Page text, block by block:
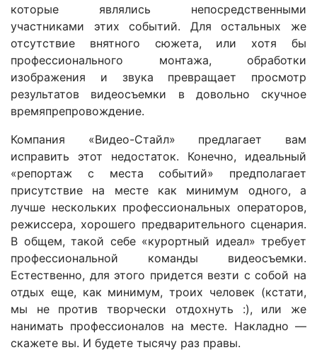
которые являлись непосредственными
участниками этих событий. Для остальных же
отсутствие внятного сюжета, или хотя бы
профессионального монтажа, обработки
изображения и звука превращает просмотр
результатов видеосъемки в довольно скучное
времяпрепровождение.
Компания «Видео-Стайл» предлагает вам
исправить этот недостаток. Конечно, идеальный
«репортаж с места событий» предполагает
присутствие на месте как минимум одного, а
лучше нескольких профессиональных операторов,
режиссера, хорошего предварительного сценария.
В общем, такой себе «курортный идеал» требует
профессиональной команды видеосъемки.
Естественно, для этого придется везти с собой на
отдых еще, как минимум, троих человек (кстати,
мы не против творчески отдохнуть :), или же
нанимать профессионалов на месте. Накладно —
скажете вы. И будете тысячу раз правы.